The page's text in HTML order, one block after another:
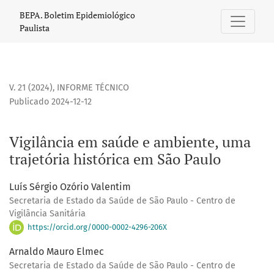
Vigilância em saúde e ambiente, uma trajetória histórica
BEPA. Boletim Epidemiológico
Paulista
V. 21 (2024), INFORME TÉCNICO
Vigilância em saúde e ambiente, uma
trajetória histórica em São Paulo
Publicado 2024-12-12
Luís Sérgio Ozório Valentim
Secretaria de Estado da Saúde de São Paulo - Centro de
Vigilância Sanitária
https://orcid.org/0000-0002-4296-206X
Arnaldo Mauro Elmec
Secretaria de Estado da Saúde de São Paulo - Centro de